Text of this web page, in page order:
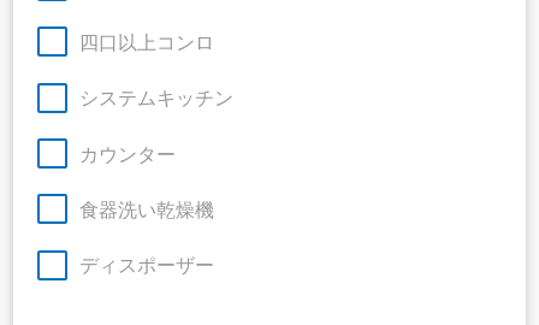
四口以上コンロ
システムキッチン
カウンター
食器洗い乾燥機
ディスポーザー